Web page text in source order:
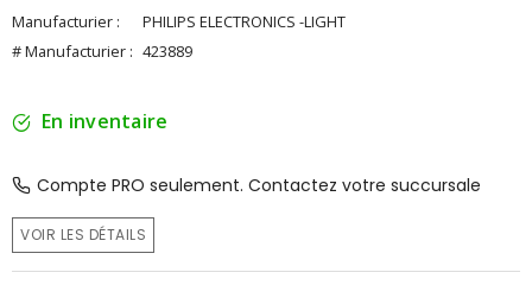
Manufacturier :
PHILIPS ELECTRONICS -LIGHT
# Manufacturier : 423889
En inventaire
Compte PRO seulement. Contactez votre succursale
VOIR LES DÉTAILS